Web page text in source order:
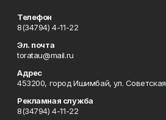
Телефон
8(34794) 4-11-22
Эл. почта
toratau@mail.ru
Адрес
453200, город Ишимбай, ул.
Рекламная служба
8(34794) 4-11-22